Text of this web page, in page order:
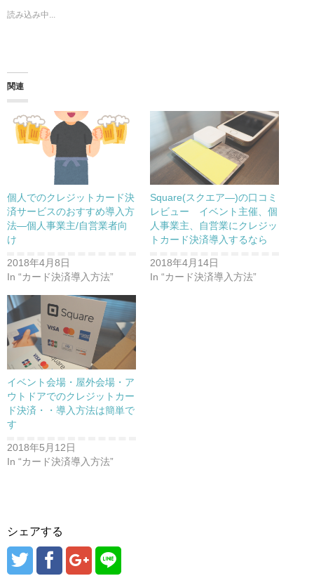
t
ン
ド
ウ
で
く
だ
さ
し
い
ィ
ン
ド
ウ
で
開
)
読み込み中...
関連
個人でのクレジットカード決
済サービスのおすすめ導入方
法―個人事業主/自営業者向
け
2018年4月8日
In “カード決済導入方法”
Square(スクエア―)の口コミ
レビュー イベント主催、個
人事業主、自営業にクレジッ
トカード決済導入するなら
2018年4月14日
In “カード決済導入方法”
イベント会場・屋外会場・ア
ウトドアでのクレジットカー
ド決済・・導入方法は簡単で
す
2018年5月12日
In “カード決済導入方法”
シェアする